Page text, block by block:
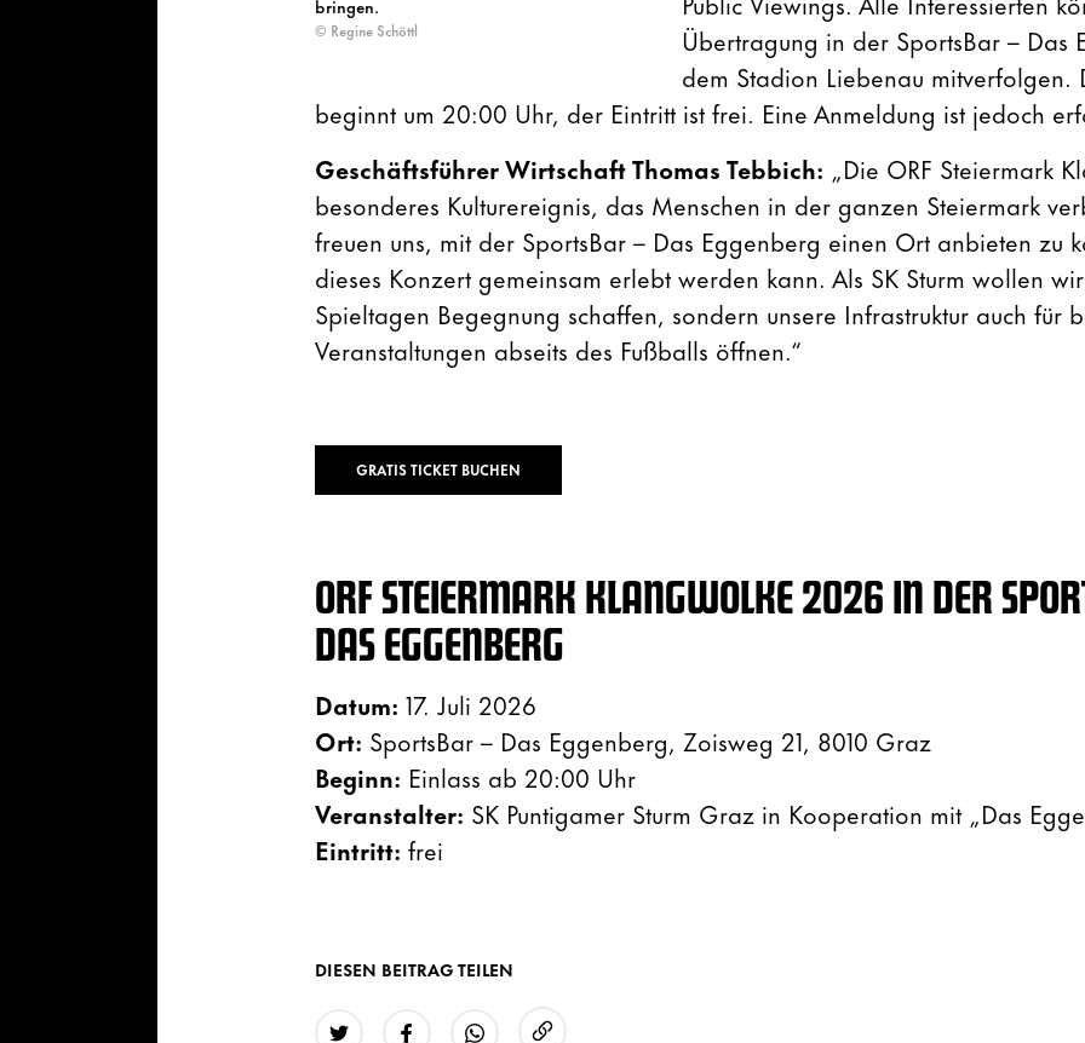
bringen.
© Regine Schöttl
Übertragung in der SportsBar – Das
dem Stadion Liebenau mitverfolgen.
beginnt um 20:00 Uhr, der Eintritt ist frei. Eine Anmeldung ist jedoch
Geschäftsführer Wirtschaft Thomas Tebbich: „Die ORF Steiermark
besonderes Kulturereignis, das Menschen in der ganzen Steiermark
freuen uns, mit der SportsBar – Das Eggenberg einen Ort anbieten zu
dieses Konzert gemeinsam erlebt werden kann. Als SK Sturm wollen
Spieltagen Begegnung schaffen, sondern unsere Infrastruktur auch für
Veranstaltungen abseits des Fußballs öffnen.“
GRATIS TICKET BUCHEN
ORF STEIERMARK KLANGWOLKE 2026 IN DER
DAS EGGENBERG
Datum: 17. Juli 2026
Ort: SportsBar – Das Eggenberg, Zoisweg 21, 8010 Graz
Beginn: Einlass ab 20:00 Uhr
Veranstalter: SK Puntigamer Sturm Graz in Kooperation mit „Das
Eintritt: frei
DIESEN BEITRAG TEILEN